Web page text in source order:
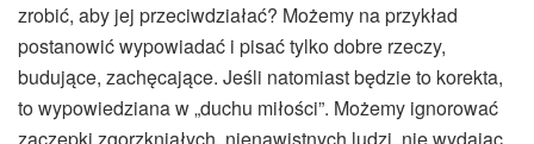
zrobić, aby jej przeciwdziałać? Możemy na przykład
postanowić wypowiadać i pisać tylko dobre rzeczy,
budujące, zachęcające. Jeśli natomiast będzie to korekta,
to wypowiedziana w „duchu miłości”. Możemy ignorować